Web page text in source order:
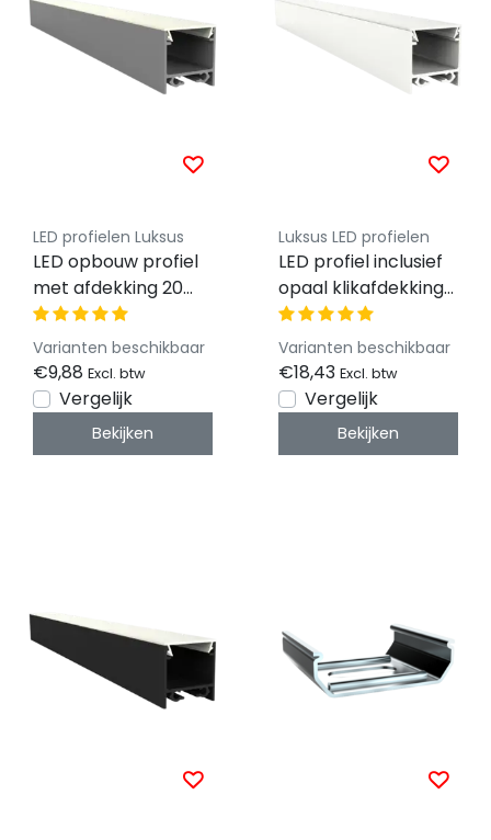
LED profielen Luksus
LED opbouw profiel
met afdekking 20
mm x 20 mm -
318ALU
Varianten beschikbaar
€9,88 Excl. btw
Vergelijk
Bekijken
Luksus LED profielen
LED profiel inclusief
opaal klikafdekking
20mm x 20mm -
318WIT
Varianten beschikbaar
€18,43 Excl. btw
Vergelijk
Bekijken